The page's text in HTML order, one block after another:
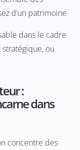
d’un patrimoine
dans le cadre
stratégique, ou
:
dans
concentre des